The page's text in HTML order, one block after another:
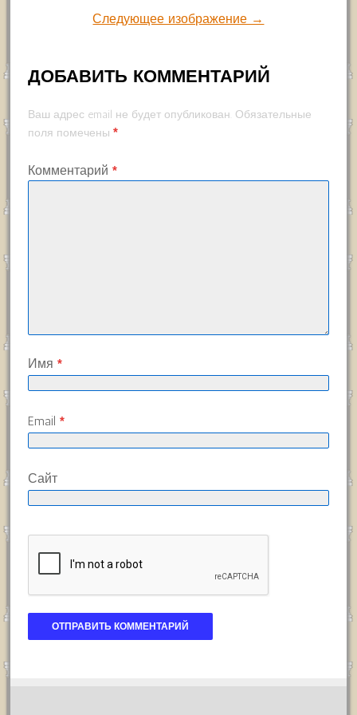
Следующее изображение →
ДОБАВИТЬ КОММЕНТАРИЙ
Ваш адрес email не будет опубликован. Обязательные
поля помечены *
Комментарий *
Имя *
Email *
Сайт